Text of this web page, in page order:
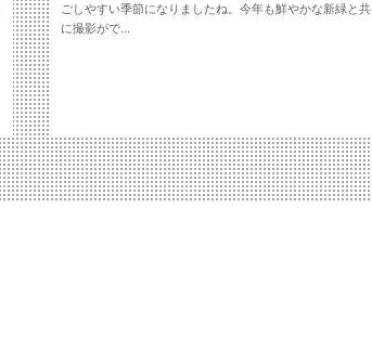
ごしやすい季節になりましたね。今年も鮮やかな新緑と共
に撮影がで...